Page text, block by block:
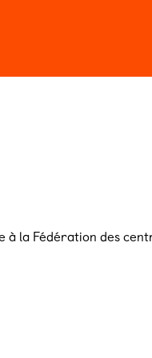
la Fédération des